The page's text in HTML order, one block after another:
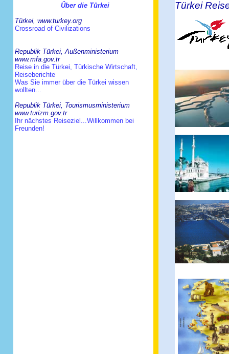
Über die Türkei
Türkei, www.turkey.org
Crossroad of Civilizations
Republik Türkei, Außenministerium
www.mfa.gov.tr
Reise in die Türkei, Türkische Wirtschaft,
Reiseberichte
Was Sie immer über die Türkei wissen
wollten...
Republik Türkei, Tourismusministerium
www.turizm.gov.tr
Ihr nächstes Reiseziel...Willkommen bei
Freunden!
Türkei